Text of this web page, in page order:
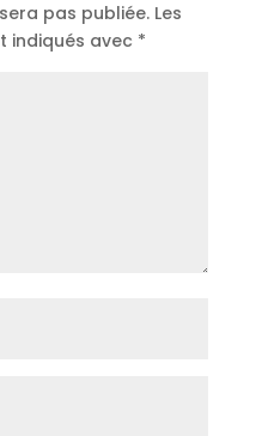
pas publiée. Les
indiqués avec *